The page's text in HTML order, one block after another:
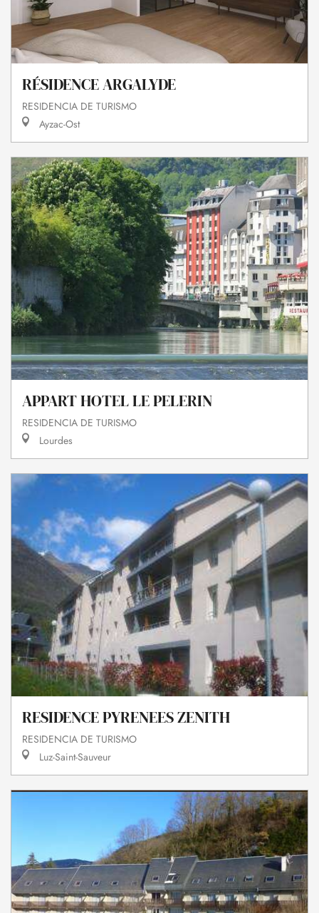
RÉSIDENCE ARGALYDE
RESIDENCIA DE TURISMO
Ayzac-Ost
APPART HOTEL LE PELERIN
RESIDENCIA DE TURISMO
Lourdes
RESIDENCE PYRENEES ZENITH
RESIDENCIA DE TURISMO
Luz-Saint-Sauveur